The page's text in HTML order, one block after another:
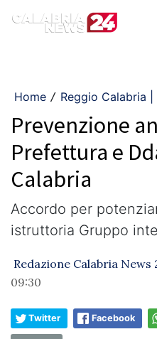
Home / Reggio Calabria
Prevenzione
Prefettura e
Calabria
Accordo per
istruttoria Gruppo
Redazione Calabria News
09:30
Twitter Facebook